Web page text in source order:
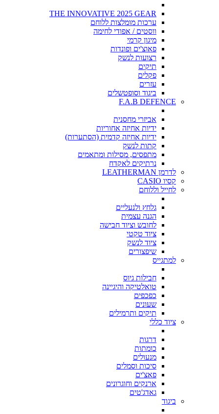
THE INNOVATIVE 2025 GEAR
ערכות מומלצות ללוחם
ווסטים / אפודי לחימה
מיגון קרמי
פאוצ'ים ופונדות
רצועות לנשק
תיקים
פקלים
עזרים
ביגוד וסופטשלים
F.A.B DEFENCE
אביזרי מחסנית
ידיות אחיזה אחוריות
ידיות אחיזה קדמית (הסתערות)
קתות לנשק
מתפסים, מסילות ומתאמים
נרתיקים לאקדח
לדרמן LEATHERMAN
קסיו CASIO
לחייל וללוחם
גלחץ ולנעליים
הגנה עצמית
לחובש וציוד חבישה
ציוד טקטי
ציוד לנשק
שיפצורים
למתגייס
חבילות גיוס
טואלטיקה והיגיינה
כפכפים
שעונים
תיקים ותרמילים
ציוד כללי
דרגות
כומתות
מנעולים
סיכות וסמלים
פאצ'ים
ארנקים וחוגרונים
גאדג'טים
ביגוד